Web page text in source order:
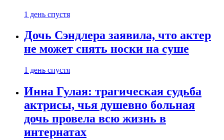
1 день спустя
Дочь Сэндлера заявила, что актер
не может снять носки на суше
1 день спустя
Инна Гулая: трагическая судьба
актрисы, чья душевно больная
дочь провела всю жизнь в
интернатах